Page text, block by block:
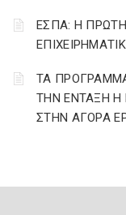
ΕΣΠΑ: Η
ΤΑ
ΤΗΝ ΕΝΤΑΞΗ Η
ΣΤΗΝ ΑΓΟΡΑ